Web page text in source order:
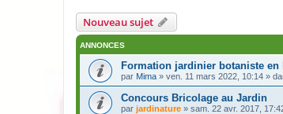
Nouveau sujet
ANNONCES
Formation jardinier botaniste en
par Mima » ven. 11 mars 2022, 10:14 »
Concours Bricolage au Jardin
par jardinature » sam. 22 avr. 2017,